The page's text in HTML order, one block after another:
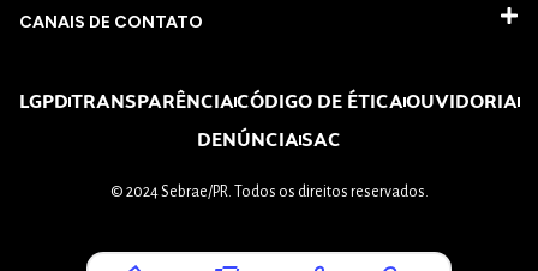
CANAIS DE CONTATO
LGPDTRANSPARÊNCIACÓDIGO DE ÉTICAOUVIDORIA
DENÚNCIASAC
© 2024 Sebrae/PR. Todos os direitos reservados.